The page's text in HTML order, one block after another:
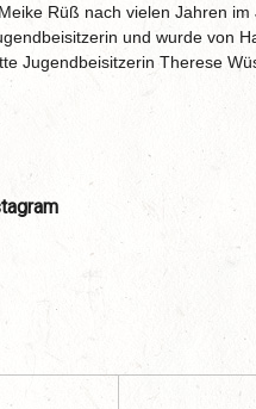
Rüß nach vielen Jahren
und wurde von
Jugendbeisitzerin Therese